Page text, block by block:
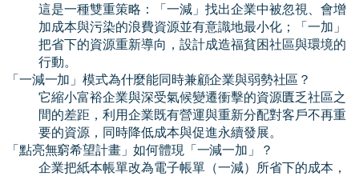
這是一種雙重策略：「一減」找出企業中被忽視、會增
加成本與污染的浪費資源並有意識地最小化；「一加」
把省下的資源重新導向，設計成造福貧困社區與環境的
行動。
「一減一加」模式為什麼能同時兼顧企業與弱勢社區？
它縮小富裕企業與深受氣候變遷衝擊的資源匱乏社區之
間的差距，利用企業既有營運與重新分配對客戶不再重
要的資源，同時降低成本與促進永續發展。
「點亮無窮希望計畫」如何體現「一減一加」？
企業把紙本帳單改為電子帳單（一減）所省下的成本，